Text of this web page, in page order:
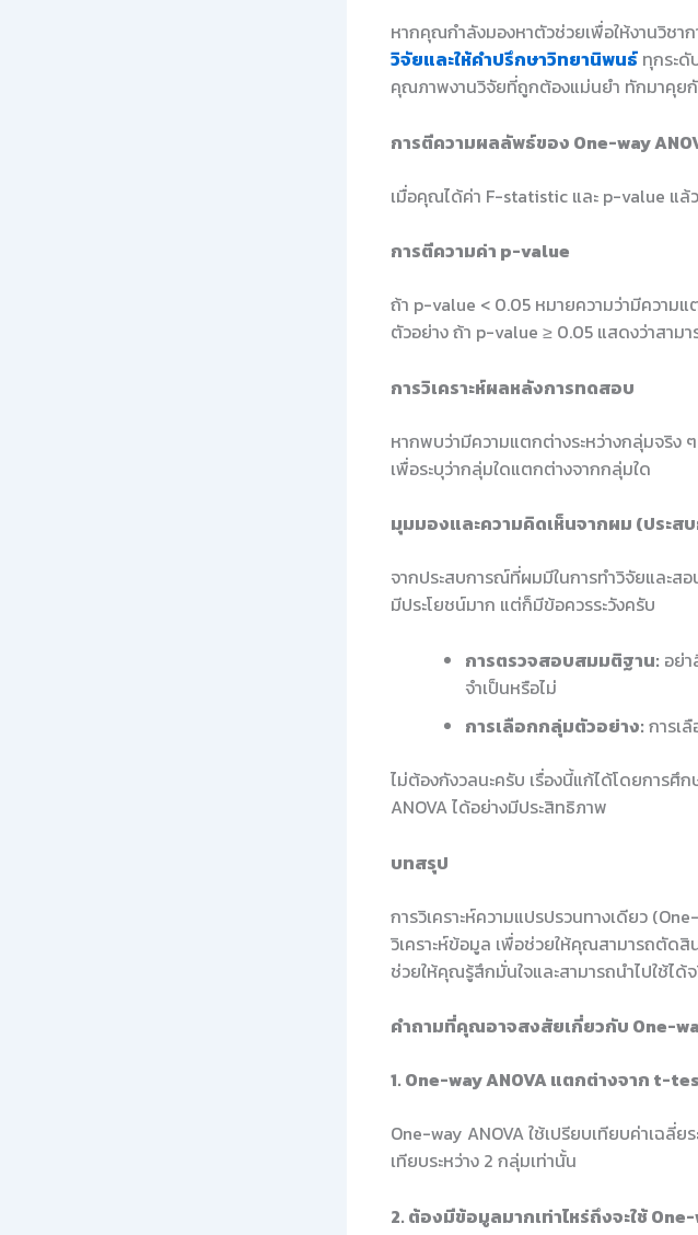
หากคุณกำลังมองหาตัวช่วยเพื่อให้งานวิชา
วิจัยและให้คำปรึกษาวิทยานิพนธ์ ทุกระดั
คุณภาพงานวิจัยที่ถูกต้องแม่นยำ ทักมาคุย
การตีความผลลัพธ์ของ One-way
เมื่อคุณได้ค่า F-statistic และ p-value แล้
การตีความค่า p-value
ถ้า p-value < 0.05 หมายความว่ามีความ
ตัวอย่าง ถ้า p-value ≥ 0.05 แสดงว่าสา
การวิเคราะห์ผลหลังการทดสอบ
หากพบว่ามีความแตกต่างระหว่างกลุ่มจริง
เพื่อระบุว่ากลุ่มใดแตกต่างจากกลุ่มใด
มุมมองและความคิดเห็นจากผม (ประส
จากประสบการณ์ที่ผมมีในการทำวิจัยและส
มีประโยชน์มาก แต่ก็มีข้อควรระวังครับ
การตรวจสอบสมมติฐาน: อย่
จำเป็นหรือไม่
การเลือกกลุ่มตัวอย่าง: การเ
ไม่ต้องกังวลนะครับ เรื่องนี้แก้ได้โดยการศึ
ANOVA ได้อย่างมีประสิทธิภาพ
บทสรุป
การวิเคราะห์ความแปรปรวนทางเดียว
วิเคราะห์ข้อมูล เพื่อช่วยให้คุณสามารถตัด
ช่วยให้คุณรู้สึกมั่นใจและสามารถนำไปใช้ได้
คำถามที่คุณอาจสงสัยเกี่ยวกับ One-
1. One-way ANOVA แตกต่างจาก t-
One-way ANOVA ใช้เปรียบเทียบค่าเฉลี่
เทียบระหว่าง 2 กลุ่มเท่านั้น
2. ต้องมีข้อมูลมากเท่าไหร่ถึงจะใช้ One-